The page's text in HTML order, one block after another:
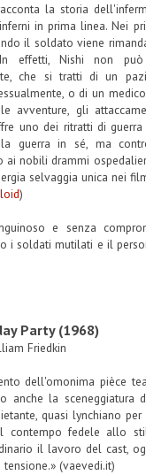
la storia
in prima linea. Nei
il soldato viene
In effetti, Nishi non
che si tratti di un
o di un
avventure, gli
uno dei ritratti di
guerra in sé, ma
nobili drammi
selvaggia unica nei
)
e senza
i soldati mutilati e il
Party (1968)
Friedkin
dell'omonima pièce
anche la
quasi lynchiano
contempo fedele allo
il lavoro del cast,
(vaevedi.it)